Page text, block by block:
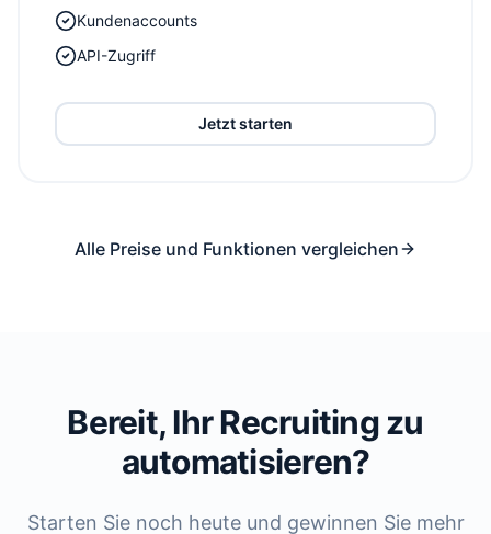
Kundenaccounts
API-Zugriff
Jetzt starten
Alle Preise und Funktionen vergleichen
Bereit, Ihr Recruiting zu
automatisieren?
Starten Sie noch heute und gewinnen Sie mehr